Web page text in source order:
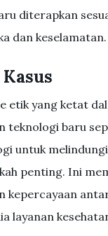
diterapkan
dan keselamatan.
etik yang ketat
teknologi baru
untuk
penting. Ini
kepercayaan
layanan